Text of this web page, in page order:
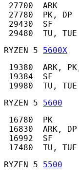
27700  ARK
27780  PK, DP
29430  SF
29480  TU, TUE
RYZEN 5 5600X
19380  ARK,
19384  SF
19980  TU, TUE
RYZEN 5 5600
16780  PK
16830  ARK, DP
16992  SF
17480  TU, TUE
RYZEN 5 5500